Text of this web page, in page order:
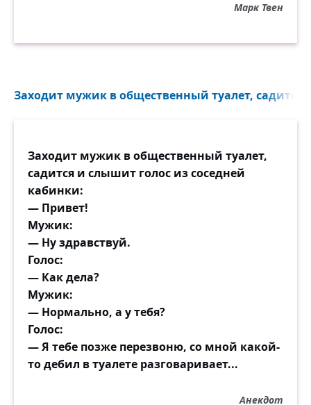
Марк Твен
Заходит мужик в общественный туалет, садится
Заходит мужик в общественный туалет,
садится и слышит голос из соседней
кабинки:
— Привет!
Мужик:
— Ну здравствуй.
Голос:
— Как дела?
Мужик:
— Нормально, а у тебя?
Голос:
— Я тебе позже перезвоню, со мной какой-
то дебил в туалете разговаривает...
Анекдот